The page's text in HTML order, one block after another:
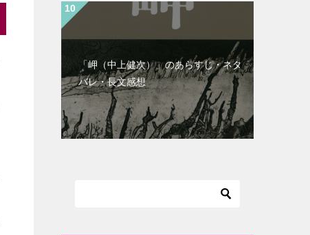
「岬（中上健次）」のあらすじ・ネタ
バレ・長文感想